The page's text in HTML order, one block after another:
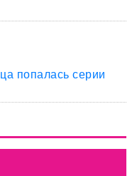
попалась серии